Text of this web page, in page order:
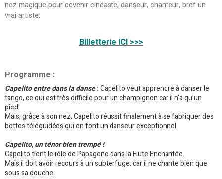
nez magique pour devenir cinéaste, danseur, chanteur, bref un
vrai artiste.
Billetterie ICI >>>
Programme :
Capelito entre dans la danse:Capelito veut apprendre à danser le
tango, ce qui est très difficile pour un champignon car il n’a qu’un
pied.
Mais, grâce à son nez, Capelito réussit finalement à se fabriquer des
bottes téléguidées qui en font un danseur exceptionnel.
Capelito, un ténor bien trempé !
Capelito tient le rôle de Papageno dans la Flute Enchantée.
Mais il doit avoir recours à un subterfuge, car il ne chante bien que
sous sa douche.